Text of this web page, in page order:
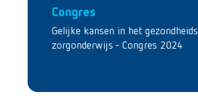
Congres
Gelijke kansen in het gezondheids
zorgonderwijs - Congres 2024